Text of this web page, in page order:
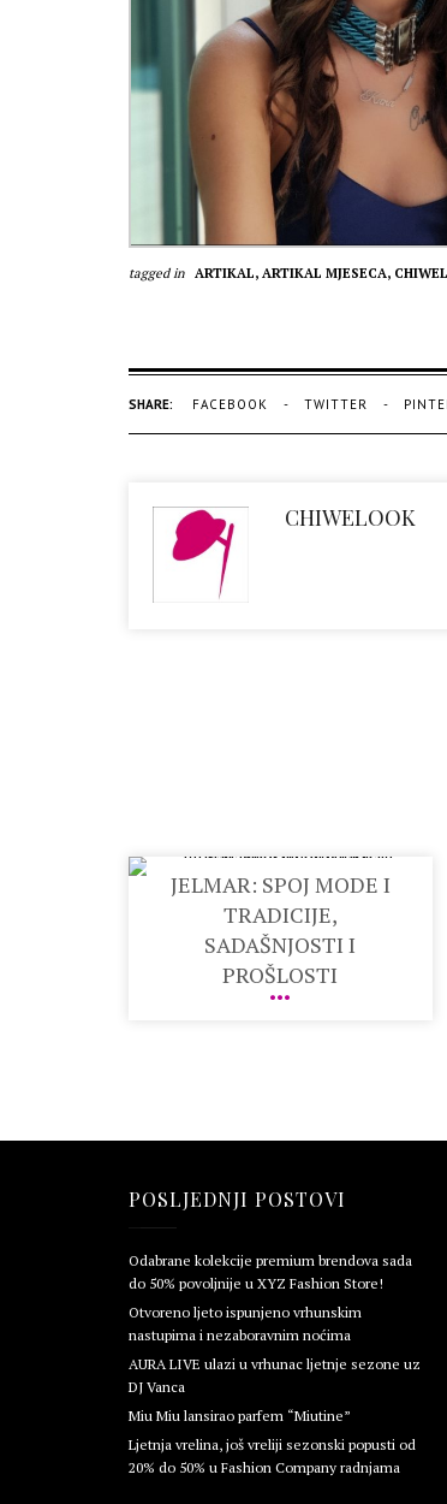
tagged in ARTIKAL, ARTIKAL MJESECA,
SHARE: FACEBOOK TWITTER
CHIWELOOK
JELMAR: SPOJ MODE I
TRADICIJE,
SADAŠNJOSTI I
PROŠLOSTI
POSLJEDNJI POSTOVI
Odabrane kolekcije premium brendova sada
do 50% povoljnije u XYZ Fashion Store!
Otvoreno ljeto ispunjeno vrhunskim
nastupima i nezaboravnim noćima
AURA LIVE ulazi u vrhunac ljetnje sezone uz
DJ Vanca
Miu Miu lansirao parfem “Miutine”
Ljetnja vrelina, još vreliji sezonski popusti od
20% do 50% u Fashion Company radnjama